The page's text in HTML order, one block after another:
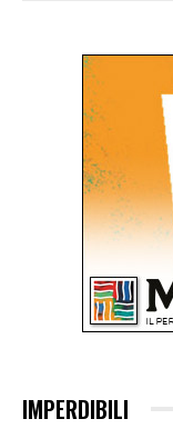
IMPERDIBILI